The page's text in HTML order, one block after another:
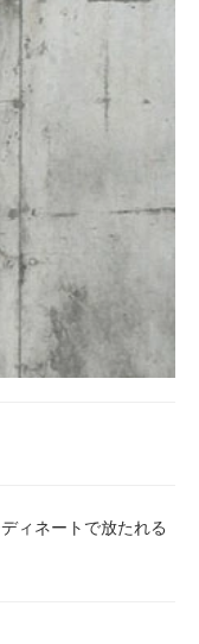
ィネートで放たれる